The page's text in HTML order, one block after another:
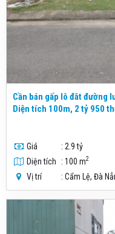
Cần bán gấp lô đât đường
Diện tích 100m, 2 tỷ 950
Giá
: 2.9 tỷ
Diện tích
: 100 m2
Vị trí : Cẩm Lệ, Đà